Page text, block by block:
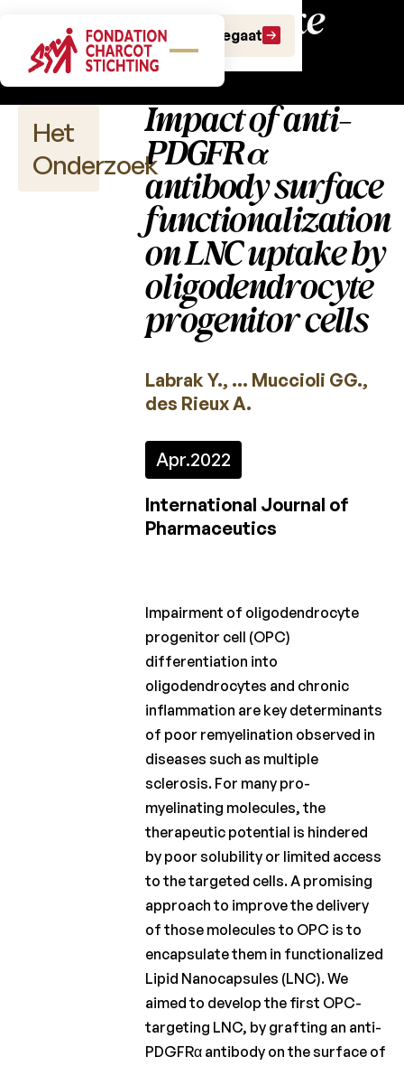
Doe een gift Doe een legaat
Wetenschappelijke
publicaties
Het
Onderzoek
Wetenschappelijke
publicaties
Impact of anti-
PDGFRα
antibody surface
functionalization
on LNC uptake by
oligodendrocyte
progenitor cells
Labrak Y., … Muccioli GG.,
des Rieux A.
Apr.2022
International Journal of
Pharmaceutics
Impairment of oligodendrocyte
progenitor cell (OPC)
differentiation into
oligodendrocytes and chronic
inflammation are key determinants
of poor remyelination observed in
diseases such as multiple
sclerosis. For many pro-
myelinating molecules, the
therapeutic potential is hindered
by poor solubility or limited access
to the targeted cells. A promising
approach to improve the delivery
of those molecules to OPC is to
encapsulate them in functionalized
Lipid Nanocapsules (LNC). We
aimed to develop the first OPC-
targeting LNC, by grafting an anti-
PDGFRα antibody on the surface of